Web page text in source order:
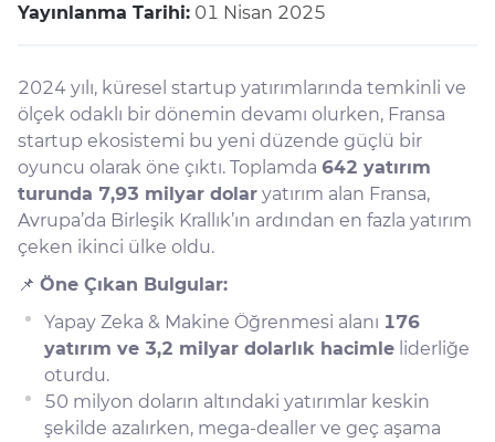
Yayınlanma Tarihi: 01 Nisan 2025
2024 yılı, küresel startup yatırımlarında temkinli ve
ölçek odaklı bir dönemin devamı olurken, Fransa
startup ekosistemi bu yeni düzende güçlü bir
oyuncu olarak öne çıktı. Toplamda 642 yatırım
turunda 7,93 milyar dolar yatırım alan Fransa,
Avrupa’da Birleşik Krallık’ın ardından en fazla yatırım
çeken ikinci ülke oldu.
📌 Öne Çıkan Bulgular:
Yapay Zeka & Makine Öğrenmesi alanı 176
yatırım ve 3,2 milyar dolarlık hacimle liderliğe
oturdu.
50 milyon doların altındaki yatırımlar keskin
şekilde azalırken, mega-dealler ve geç aşama